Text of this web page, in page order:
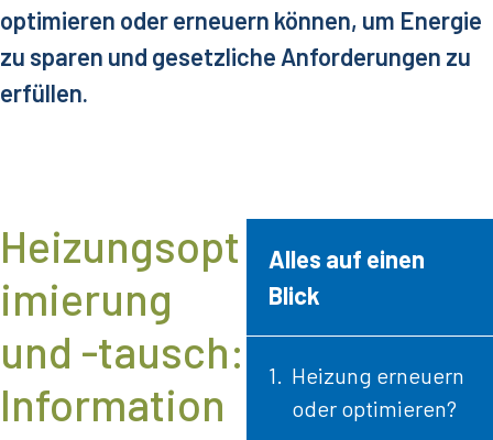
optimieren oder erneuern können, um Energie
zu sparen und gesetzliche Anforderungen zu
erfüllen.
Heizungsopt
imierung
und -tausch:
Information
Alles auf einen
Blick
Heizung erneuern
oder optimieren?